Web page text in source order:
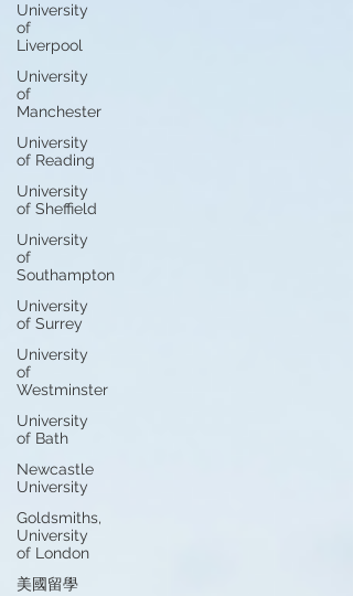
University
of
Liverpool
University
of
Manchester
University
of Reading
University
of Sheffield
University
of
Southampton
University
of Surrey
University
of
Westminster
University
of Bath
Newcastle
University
Goldsmiths,
University
of London
美國留學